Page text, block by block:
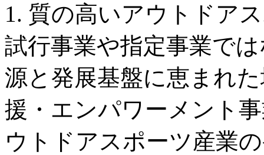
1. 質の高いアウトドア
試行事業や指定事業で
源と発展基盤に恵まれ
援・エンパワーメント
ウトドアスポーツ産業